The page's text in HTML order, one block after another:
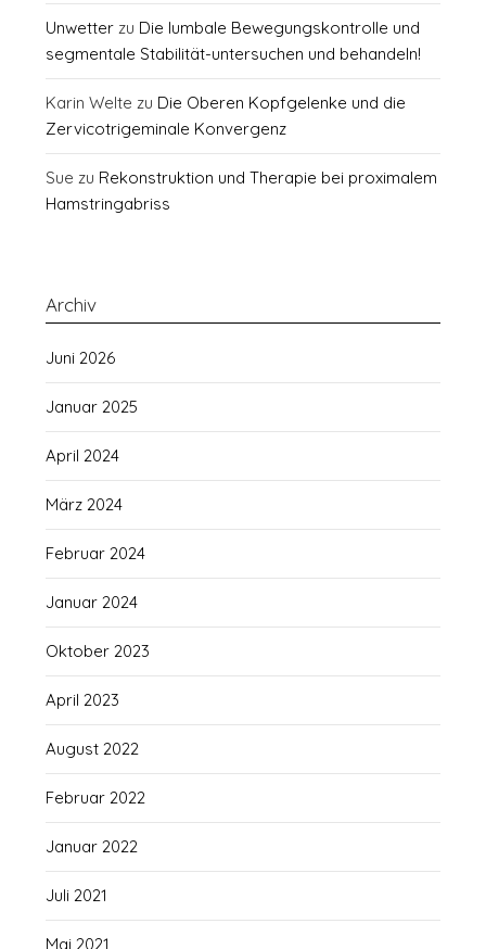
Unwetter zu Die lumbale Bewegungskontrolle und
segmentale Stabilität-untersuchen und behandeln!
Karin Welte zu Die Oberen Kopfgelenke und die
Zervicotrigeminale Konvergenz
Sue zu Rekonstruktion und Therapie bei proximalem
Hamstringabriss
Archiv
Juni 2026
Januar 2025
April 2024
März 2024
Februar 2024
Januar 2024
Oktober 2023
April 2023
August 2022
Februar 2022
Januar 2022
Juli 2021
Mai 2021